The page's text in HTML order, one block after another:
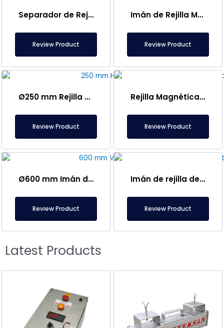
Separador de Rejilla Magnética Ø320 mm – Acero Inoxidable Completo y Sellado
Review Product
Imán de Rejilla Magnética Ø200 mm – Totalmente Inoxidable y Hermético
Review Product
Ø250 mm Rejilla Magnética de Neodimio Resistente a Altas Temperaturas – 150°C
Review Product
Rejilla Magnética de Neodimio de Ø163 mm – Especial Para Máquina de Café
Review Product
Ø600 mm Imán de Criba Vibratoria Especial Para la Industria Farmacéutica
Review Product
Imán de rejilla de neodimio de Ø620 mm
Review Product
Latest Products